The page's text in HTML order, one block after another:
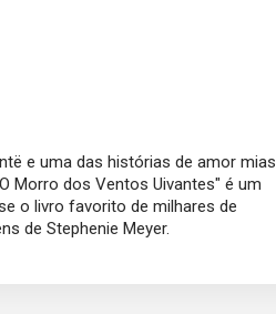
e uma das histórias de amor mias
Morro dos Ventos Uivantes" é um
o livro favorito de milhares de
de Stephenie Meyer.